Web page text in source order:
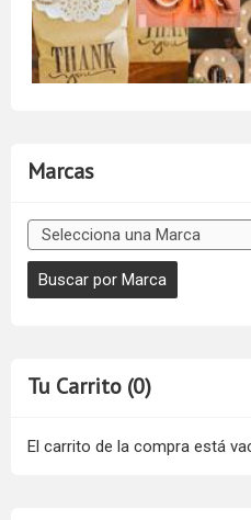
Marcas
Tu Carrito (0)
El carrito de la compra está